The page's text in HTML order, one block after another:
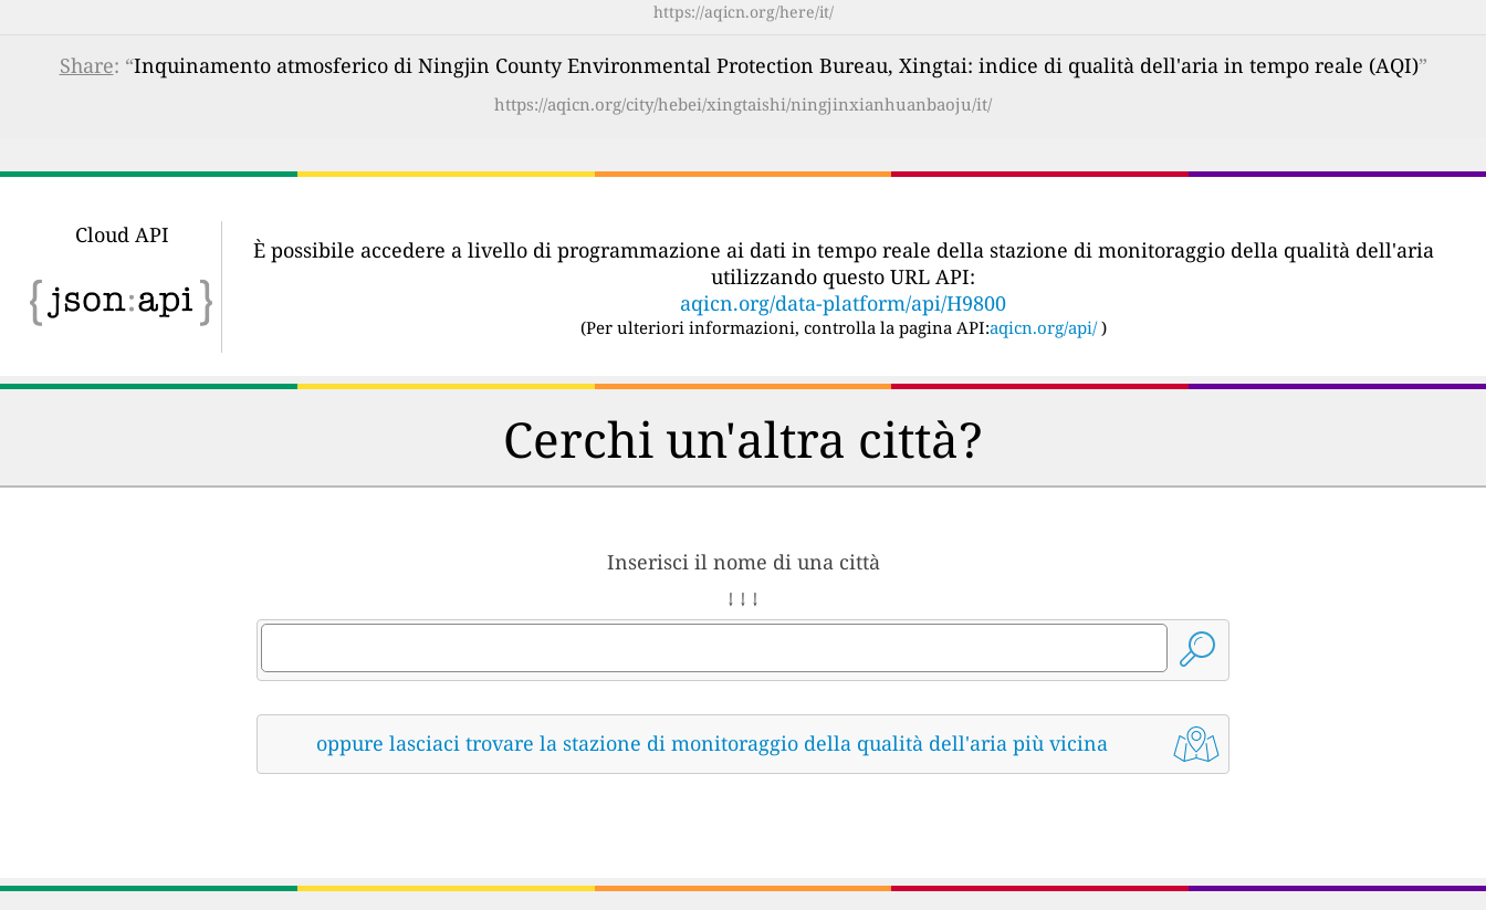
https://aqicn.org/here/it/
Share: “Inquinamento atmosferico di Ningjin County Environmental Protection Bureau, Xingtai: indice di qualità dell'aria in tempo reale (AQI)”
https://aqicn.org/city/hebei/xingtaishi/ningjinxianhuanbaoju/it/
Cloud API
È possibile accedere a livello di programmazione ai dati in tempo reale della stazione di monitoraggio della qualità dell'aria
utilizzando questo URL API:
aqicn.org/data-platform/api/H9800
(Per ulteriori informazioni, controlla la pagina API:aqicn.org/api/ )
Cerchi un'altra città?
Inserisci il nome di una città
↓ ↓ ↓
oppure lasciaci trovare la stazione di monitoraggio della qualità dell'aria più vicina